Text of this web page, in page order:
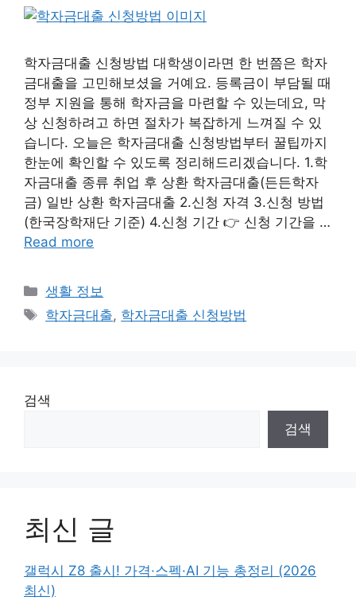
학자금대출 신청방법 대학생이라면 한 번쯤은 학자
금대출을 고민해보셨을 거예요. 등록금이 부담될 때
정부 지원을 통해 학자금을 마련할 수 있는데요, 막
상 신청하려고 하면 절차가 복잡하게 느껴질 수 있
습니다. 오늘은 학자금대출 신청방법부터 꿀팁까지
한눈에 확인할 수 있도록 정리해드리겠습니다. 1.학
자금대출 종류 취업 후 상환 학자금대출(든든학자
금) 일반 상환 학자금대출 2.신청 자격 3.신청 방법
(한국장학재단 기준) 4.신청 기간 👉 신청 기간을 …
Read more
Categories
생활 정보
Tags
학자금대출, 학자금대출 신청방법
검색
검색
최신 글
갤럭시 Z8 출시! 가격·스펙·AI 기능 총정리 (2026
최신)